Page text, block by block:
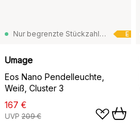
E
Nur begrenzte Stückzahl vorrätig
Umage
Eos Nano Pendelleuchte,
Weiß, Cluster 3
167 €
UVP 209 €